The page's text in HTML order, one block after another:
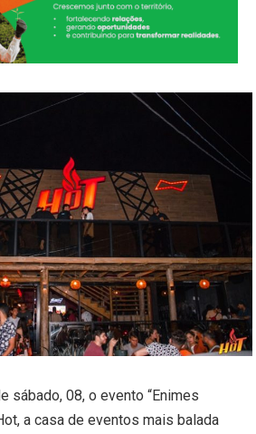
sábado, 08, o evento “Enimes
a casa de eventos mais balada